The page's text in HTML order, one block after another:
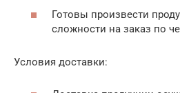
Готовы произвести
сложности на заказ по
Условия доставки: